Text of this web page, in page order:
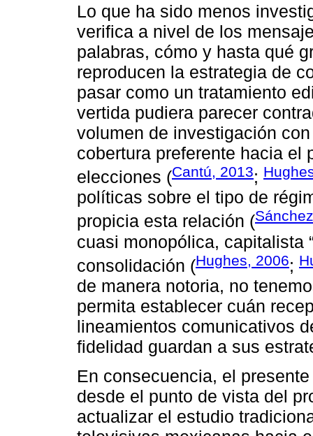
Lo que ha sido menos
verifica a nivel de los
palabras, cómo y hasta qué
reproducen la estrategia de
pasar como un tratamiento
vertida pudiera parecer
volumen de investigación
cobertura preferente hacia el
elecciones (Cantú, 2013;
políticas sobre el tipo de
propicia esta relación (
cuasi monopólica, capitalista
consolidación (Hughes, 2006;
de manera notoria, no
permita establecer cuán
lineamientos comunicativos
fidelidad guardan a sus
En consecuencia, el
desde el punto de vista del
actualizar el estudio